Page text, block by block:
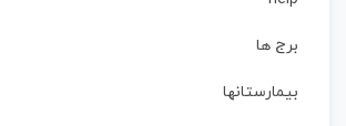
برج ها
بیمارستانها